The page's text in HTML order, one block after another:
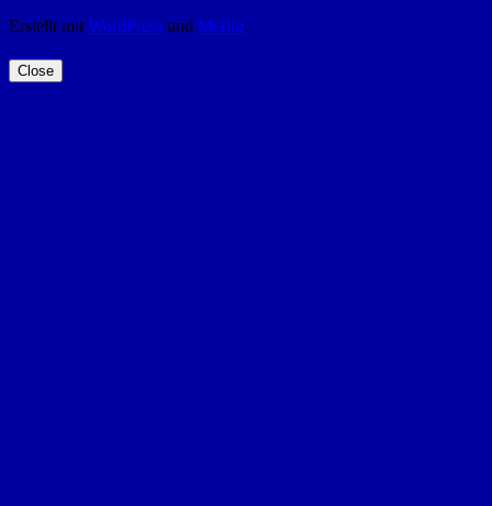
Erstellt mit WordPress und Merlin.
Close